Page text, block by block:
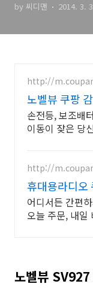
by 씨디맨 2014. 3.
http://
노벨뷰 쿠팡
손전등, 보조배
이동이 잦은 당
http://
휴대용라디오
레쉬
어디서든 간편
오늘 주문, 내일
노벨뷰 SV927